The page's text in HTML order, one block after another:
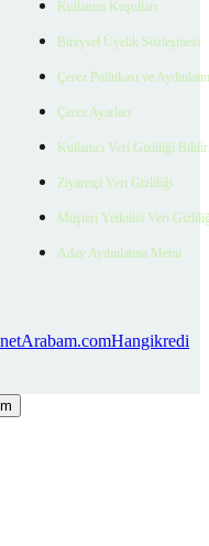
Kullanım Koşulları
Bireysel Üyelik Sözleşmesi
Çerez Politikası ve
Çerez Ayarları
Kullanıcı Veri Gizliliği
Ziyaretçi Veri Gizliliği
Müşteri Yetkilisi Veri
Aday Aydınlatma Metni
Arabam.comHangikredi